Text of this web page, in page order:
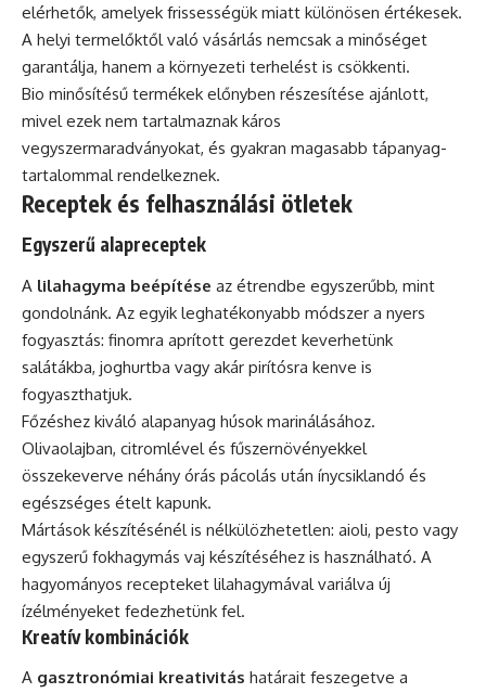
elérhetők, amelyek frissességük miatt különösen értékesek.
A helyi termelőktől való vásárlás nemcsak a minőséget
garantálja, hanem a környezeti terhelést is csökkenti.
Bio minősítésű termékek előnyben részesítése ajánlott,
mivel ezek nem tartalmaznak káros
vegyszermaradványokat, és gyakran magasabb tápanyag-
tartalommal rendelkeznek.
Receptek és felhasználási ötletek
Egyszerű alapreceptek
A lilahagyma beépítése az étrendbe egyszerűbb, mint
gondolnánk. Az egyik leghatékonyabb módszer a nyers
fogyasztás: finomra aprított gerezdet keverhetünk
salátákba, joghurtba vagy akár pirítósra kenve is
fogyaszthatjuk.
Főzéshez kiváló alapanyag húsok marinálásához.
Olivaolajban, citromlével és fűszernövényekkel
összekeverve néhány órás pácolás után ínycsiklandó és
egészséges ételt kapunk.
Mártások készítésénél is nélkülözhetetlen: aioli, pesto vagy
egyszerű fokhagymás vaj készítéséhez is használható. A
hagyományos recepteket lilahagymával variálva új
ízélményeket fedezhetünk fel.
Kreatív kombinációk
A gasztronómiai kreativitás határait feszegetve a